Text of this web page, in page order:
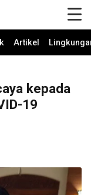
Artikel
kepada
19